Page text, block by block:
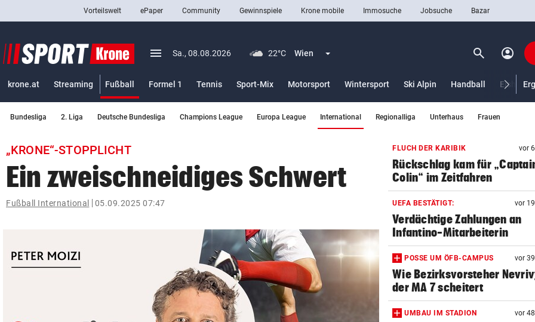
closeSchließen
Abonnieren
bookmark
search
Suchbegriff
© Krone Multimedia GmbH & Co KG 2026
Vorteilswelt ePaper Community Gewinnspiele Krone mobile Immosuche Jobsuche Bazar
menu Menü aufklappen
Sa., 08.08.2026 22°C Wien Menü aufklappen search Suchen
account_circle
krone.at Streaming Fußball
Formel 1
Tennis Sport-Mix Motorsport Wintersport Ski Alpin Handball
Bundesliga 2. Liga Deutsche Bundesliga Champions League Europa League International Regionalliga Unterhaus Frauen
„KRONE“-STOPPLICHT
Ein zweischneidiges Schwert
Fußball International 05.09.2025 07:47
FLUCH DER KARIBIK vor
Rückschlag kam für
Colin“ im Zeitfahren
UEFA BESTÄTIGT: vor
Verdächtige Zahlungen an
Infantino-Mitarbeiterin
POSSE UM ÖFB-CAMPUS vor
Wie Bezirksvorsteher
der MA 7 scheitert
UMBAU IM STADION vor